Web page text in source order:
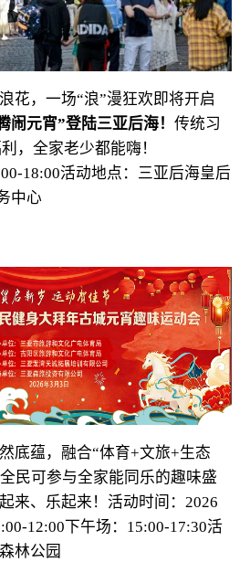
花，一场“浪”漫狂欢即将开启
闹元宵”登陆三亚后海！ 传统习
，全家老少都能嗨！
18:00活动地点：三亚后海皇后
中心
底蕴，融合“体育+文旅+生态
民可参与全家能同乐的趣味盛
来、乐起来！ 活动时间：2026
12:00下午场：15:00-17:30活
林公园